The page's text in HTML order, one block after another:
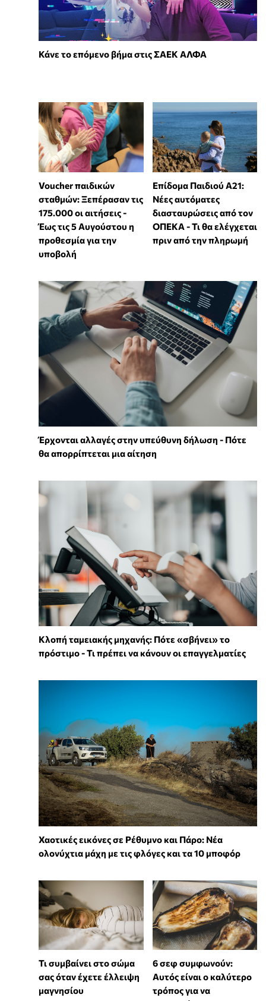
Κάνε το επόμενο βήμα στις ΣΑΕΚ ΑΛΦΑ
Voucher παιδικών
σταθμών: Ξεπέρασαν τις
175.000 οι αιτήσεις -
Έως τις 5 Αυγούστου η
προθεσμία για την
υποβολή
Επίδομα Παιδιού Α21:
Νέες αυτόματες
διασταυρώσεις από τον
ΟΠΕΚΑ - Τι θα ελέγχεται
πριν από την πληρωμή
Έρχονται αλλαγές στην υπεύθυνη δήλωση - Πότε
θα απορρίπτεται μια αίτηση
Κλοπή ταμειακής μηχανής: Πότε «σβήνει» το
πρόστιμο - Τι πρέπει να κάνουν οι επαγγελματίες
Χαοτικές εικόνες σε Ρέθυμνο και Πάρο: Νέα
ολονύχτια μάχη με τις φλόγες και τα 10 μποφόρ
Τι συμβαίνει στο σώμα
σας όταν έχετε έλλειψη
μαγνησίου
6 σεφ συμφωνούν:
Αυτός είναι ο καλύτερο
τρόπος για να